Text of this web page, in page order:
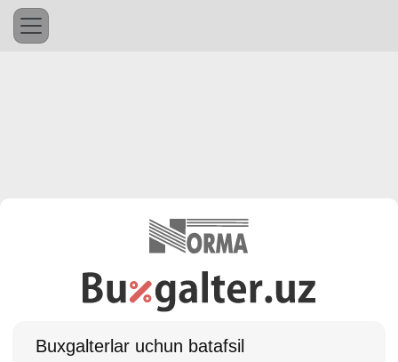
Buхgalterlar uchun batafsil